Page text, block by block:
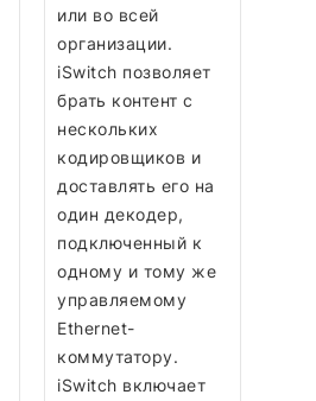
или во всей
организации.
iSwitch позволяет
брать контент с
нескольких
кодировщиков и
доставлять его на
один декодер,
подключенный к
одному и тому же
управляемому
Ethernet-
коммутатору.
iSwitch включает